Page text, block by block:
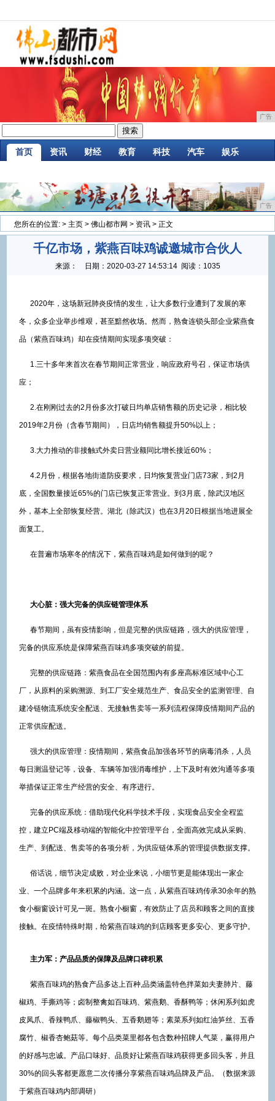
广告
首页 资讯 财经 教育 科技 汽车 娱乐
广告
您所在的位置: > 主页 > 佛山都市网 > 资讯 > 正文
千亿市场，紫燕百味鸡诚邀城市合伙人
来源： 日期： 2020-03-27 14:53:14 阅读：1035
2020年，这场新冠肺炎疫情的发生，让大多数行业遭到了发展的寒
冬，众多企业举步维艰，甚至黯然收场。然而，熟食连锁头部企业紫燕食
品（紫燕百味鸡）却在疫情期间实现多项突破：
1.三十多年来首次在春节期间正常营业，响应政府号召，保证市场供
应；
2.在刚刚过去的2月份多次打破日均单店销售额的历史记录，相比较
2019年2月份（含春节期间），日店均销售额提升50%以上；
3.大力推动的非接触式外卖日营业额同比增长接近60%；
4.2月份，根据各地街道防疫要求，日均恢复营业门店73家，到2月
底，全国数量接近65%的门店已恢复正常营业。到3月底，除武汉地区
外，基本上全部恢复经营。湖北（除武汉）也在3月20日根据当地进展全
面复工。
在普遍市场寒冬的情况下，紫燕百味鸡是如何做到的呢？
大心脏 ： 强大完备的供应链管理体系
春节期间，虽有疫情影响，但是完整的供应链路，强大的供应管理，
完备的供应系统是保障紫燕百味鸡多项突破的前提。
完整的供应链路：紫燕食品在全国范围内有多座高标准区域中心工
厂，从原料的采购溯源、到工厂安全规范生产、食品安全的监测管理、自
建冷链物流系统安全配送、无接触售卖等一系列流程保障疫情期间产品的
正常供应配送。
强大的供应管理：疫情期间，紫燕食品加强各环节的病毒消杀，人员
每日测温登记等，设备、车辆等加强消毒维护，上下及时有效沟通等多项
举措保证正常生产经营的安全、有序进行。
完备的供应系统：借助现代化科学技术手段，实现食品安全全程监
控，建立PC端及移动端的智能化中控管理平台，全面高效完成从采购、
生产、到配送、售卖等的各项分析，为供应链体系的管理提供数据支撑。
俗话说，细节决定成败，对企业来说，小细节更是能体现出一家企
业、一个品牌多年来积累的内涵。这一点，从紫燕百味鸡传承30余年的熟
食小橱窗设计可见一斑。熟食小橱窗，有效防止了店员和顾客之间的直接
接触。在疫情特殊时期，给紫燕百味鸡的到店顾客更多安心、更多守护。
主力军 ：产品品质的保障及品牌口碑积累
紫燕百味鸡的熟食产品多达上百种,品类涵盖特色拌菜如夫妻肺片、藤
椒鸡、手撕鸡等；卤制整禽如百味鸡、紫燕鹅、香酥鸭等；休闲系列如虎
皮凤爪、香辣鸭爪、藤椒鸭头、五香鹅翅等；素菜系列如红油笋丝、五香
腐竹、椒香杏鲍菇等。每个品类菜里都各包含数种招牌人气菜，赢得用户
的好感与忠诚。产品口味好、品质好让紫燕百味鸡获得更多回头客，并且
30%的回头客都更愿意二次传播分享紫燕百味鸡品牌及产品。（数据来源
于紫燕百味鸡内部调研）